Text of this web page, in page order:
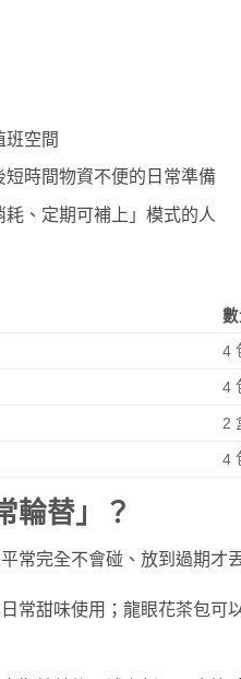
班空間
時間物資不便的日常準備
、定期可補上」模式的人
4
4
2
4
輪替」？
常完全不會碰、放到過期才
常甜味使用；龍眼花茶包